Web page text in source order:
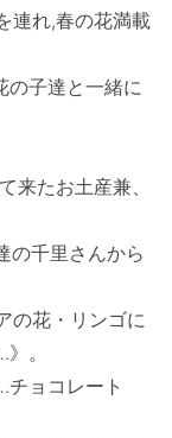
連れ,春の花満載
の子達と一緒に
来たお土産兼、
の千里さんから
の花・リンゴに
。
ョコレート